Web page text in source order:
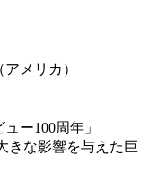
メリカ）
ー100周年」
きな影響を与えた巨